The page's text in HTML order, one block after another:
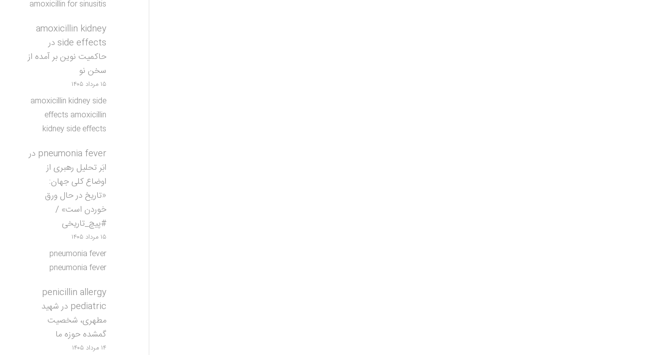
amoxicillin for sinusitis
amoxicillin kidney
side effects در
حاکمیت نوین بر آمده از
سخن نو
۱۵ مرداد ۱۴۰۵
amoxicillin kidney side
effects amoxicillin
kidney side effects
pneumonia fever در
ابَر تحلیل رهبری از
اوضاع کلی جهان:
«تاریخ در حال ورق
خوردن است» /
#پیچ_تاریخی
۱۵ مرداد ۱۴۰۵
pneumonia fever
pneumonia fever
penicillin allergy
pediatric درشهید
مطهری، شخصیت
گمشده حوزه ما
۱۴ مرداد ۱۴۰۵